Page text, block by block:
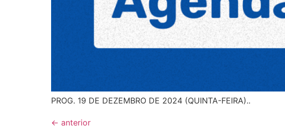
PROG. 19 DE DEZEMBRO DE 2024 (QUINTA-FEIRA)..
← anterior